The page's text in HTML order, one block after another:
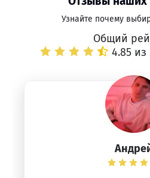
Узнайте почему
Общий
4.85 из